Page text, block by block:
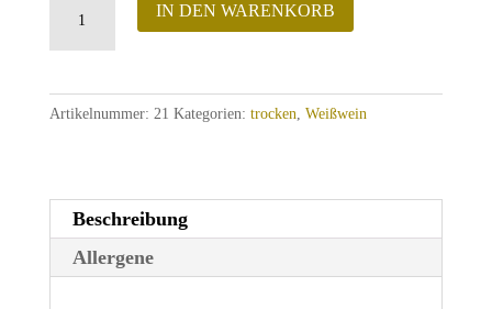
Riesling
trocken
IN DEN WARENKORB
Artikelnummer: 21 Kategorien: trocken Weißwein
Beschreibung
Allergene